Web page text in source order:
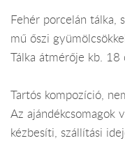
Fehér porcelán tálka,
mű őszi
Tálka átmérője kb. 18
Tartós kompozíció,
Az ajándékcsomagok
kézbesíti, szállítási